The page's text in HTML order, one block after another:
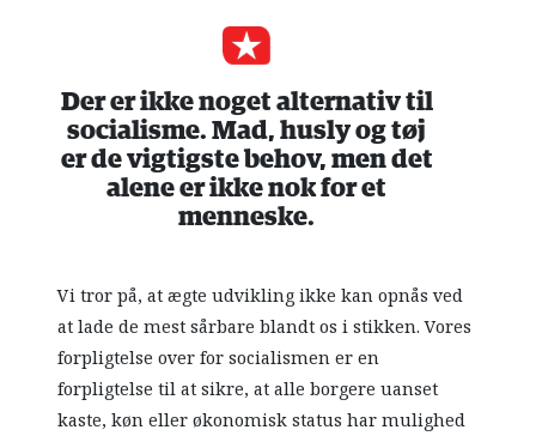
Der er ikke noget alternativ til
socialisme. Mad, husly og tøj
er de vigtigste behov, men det
alene er ikke nok for et
menneske.
Vi tror på, at ægte udvikling ikke kan opnås ved
at lade de mest sårbare blandt os i stikken. Vores
forpligtelse over for socialismen er en
forpligtelse til at sikre, at alle borgere uanset
kaste, køn eller økonomisk status har mulighed